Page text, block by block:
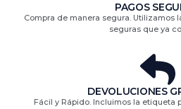
PAGOS
Compra de manera segura. Utilizamos
seguras que ya
DEVOLUCIONES
Fácil y Rápido. Incluimos la etiqueta